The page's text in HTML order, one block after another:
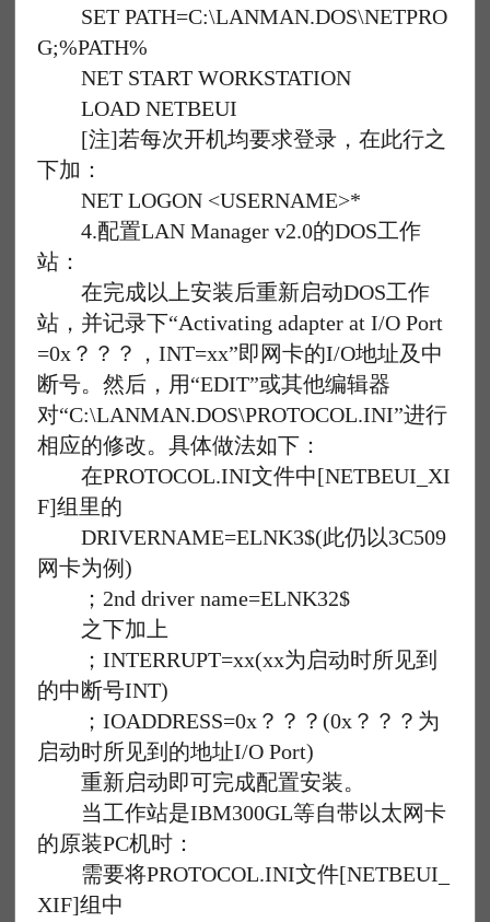
SET PATH=C:\LANMAN.DOS\NETPRO
G;%PATH%
NET START WORKSTATION
LOAD NETBEUI
[注]若每次开机均要求登录，在此行之
下加：
NET LOGON <USERNAME>*
4.配置LAN Manager v2.0的DOS工作
站：
在完成以上安装后重新启动DOS工作
站，并记录下“Activating adapter at I/O Port
=0x？？？，INT=xx”即网卡的I/O地址及中
断号。然后，用“EDIT”或其他编辑器
对“C:\LANMAN.DOS\PROTOCOL.INI”进行
相应的修改。具体做法如下：
在PROTOCOL.INI文件中[NETBEUI_XI
F]组里的
DRIVERNAME=ELNK3$(此仍以3C509
网卡为例)
；2nd driver name=ELNK32$
之下加上
；INTERRUPT=xx(xx为启动时所见到
的中断号INT)
；IOADDRESS=0x？？？(0x？？？为
启动时所见到的地址I/O Port)
重新启动即可完成配置安装。
当工作站是IBM300GL等自带以太网卡
的原装PC机时：
需要将PROTOCOL.INI文件[NETBEUI_
XIF]组中